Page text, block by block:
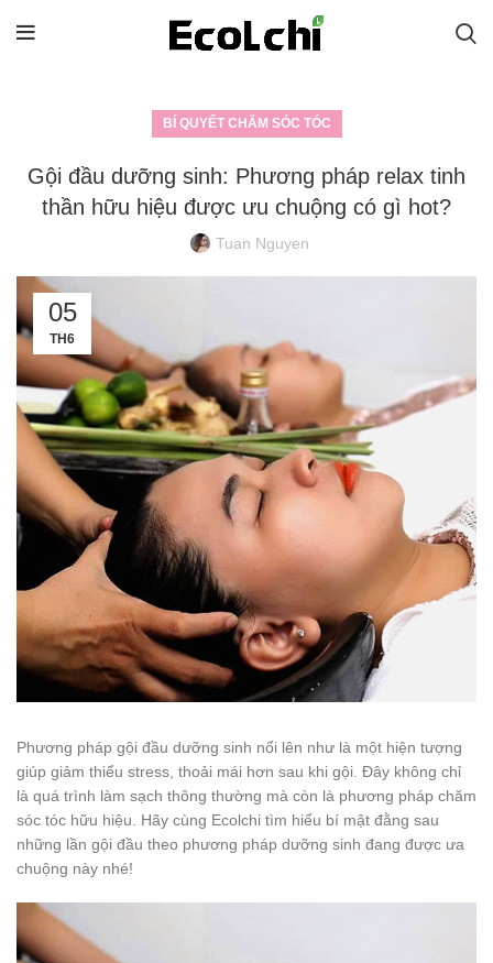
BÍ QUYẾT CHĂM SÓC TÓC
Gội đầu dưỡng sinh: Phương pháp relax tinh
thần hữu hiệu được ưu chuộng có gì hot?
Tuan Nguyen
05
TH6
Phương pháp gội đầu dưỡng sinh nổi lên như là một hiện tượng
giúp giảm thiểu stress, thoải mái hơn sau khi gội. Đây không chỉ
là quá trình làm sạch thông thường mà còn là phương pháp chăm
sóc tóc hữu hiệu. Hãy cùng Ecolchi tìm hiểu bí mật đằng sau
những lần gội đầu theo phương pháp dưỡng sinh đang được ưa
chuộng này nhé!